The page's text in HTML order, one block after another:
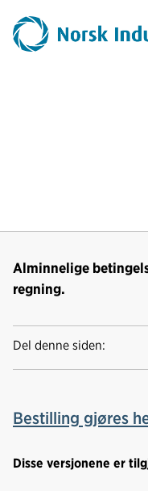
Alminnelige
regning.
Del denne siden:
Bestilling gjøres
Disse versjonene er